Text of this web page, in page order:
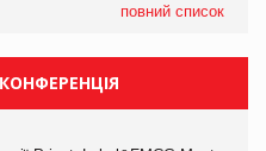
повний список